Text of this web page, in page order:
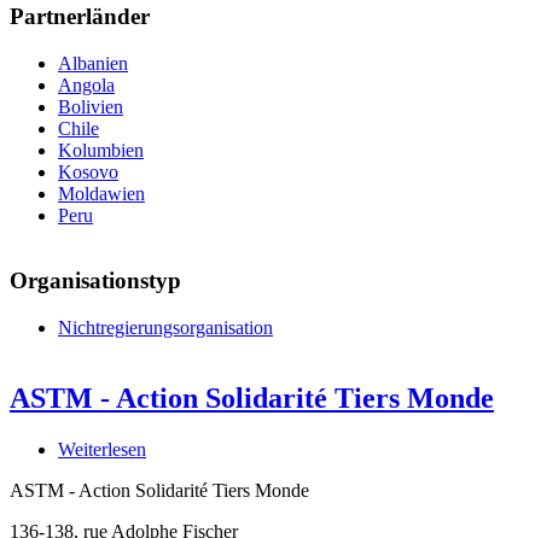
Partnerländer
Albanien
Angola
Bolivien
Chile
Kolumbien
Kosovo
Moldawien
Peru
Organisationstyp
Nichtregierungsorganisation
ASTM - Action Solidarité Tiers Monde
Weiterlesen
-
ASTM - Action Solidarité Tiers Monde
136-138, rue Adolphe Fischer